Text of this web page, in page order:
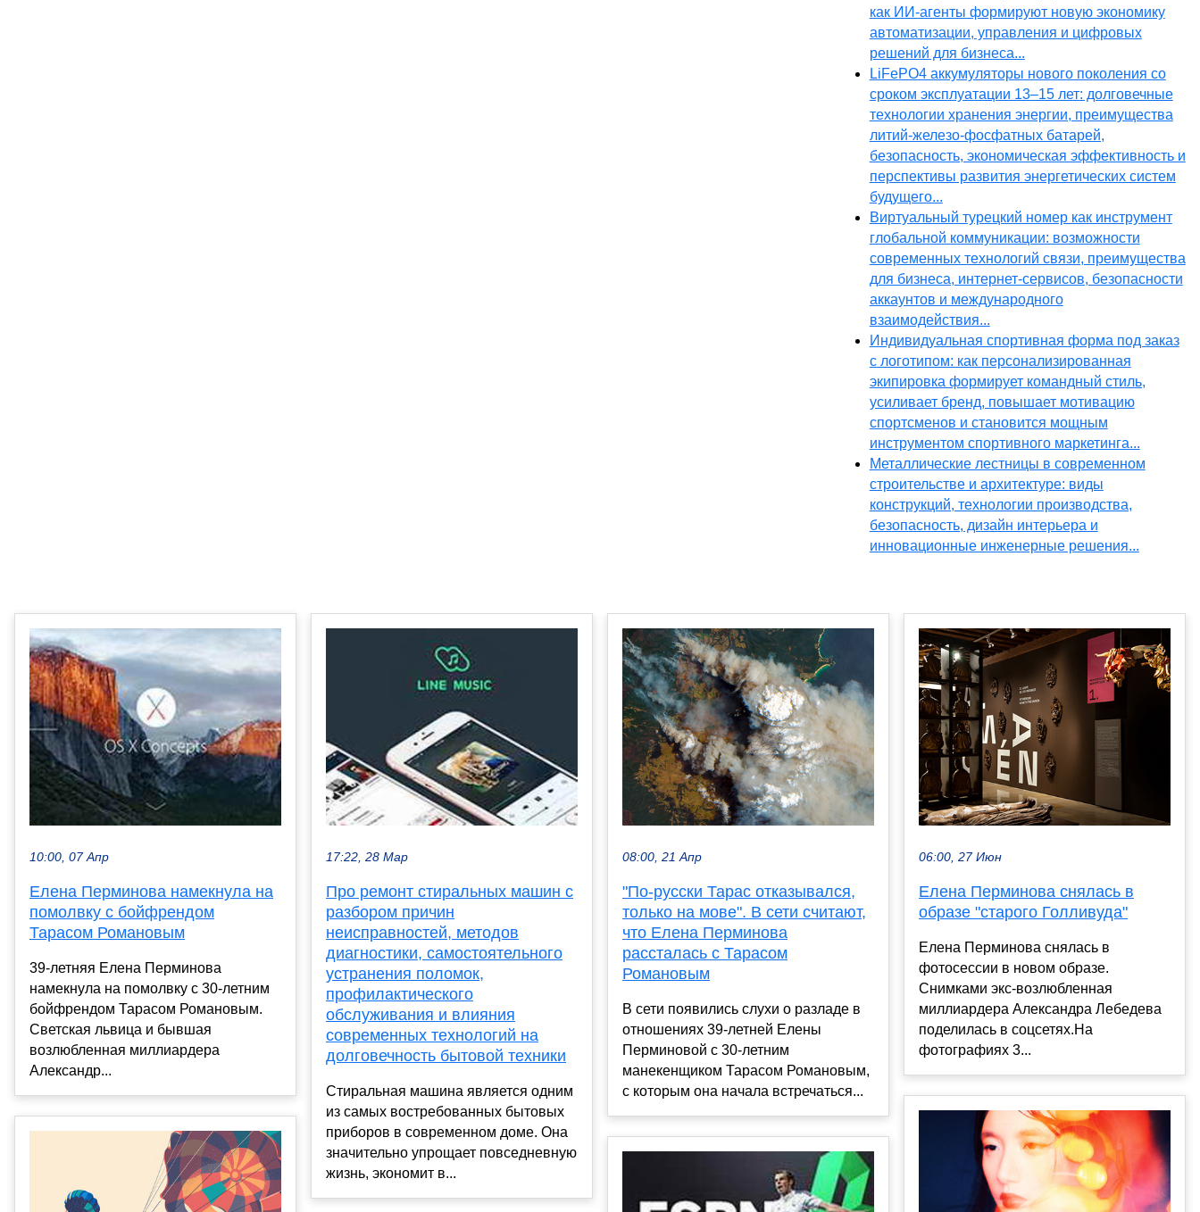
как ИИ-агенты формируют новую экономику
автоматизации, управления и цифровых
решений для бизнеса...
LiFePO4 аккумуляторы нового поколения со
сроком эксплуатации 13–15 лет: долговечные
технологии хранения энергии, преимущества
литий-железо-фосфатных батарей,
безопасность, экономическая эффективность и
перспективы развития энергетических систем
будущего...
Виртуальный турецкий номер как инструмент
глобальной коммуникации: возможности
современных технологий связи, преимущества
для бизнеса, интернет-сервисов, безопасности
аккаунтов и международного
взаимодействия...
Индивидуальная спортивная форма под заказ
с логотипом: как персонализированная
экипировка формирует командный стиль,
усиливает бренд, повышает мотивацию
спортсменов и становится мощным
инструментом спортивного маркетинга...
Металлические лестницы в современном
строительстве и архитектуре: виды
конструкций, технологии производства,
безопасность, дизайн интерьера и
инновационные инженерные решения...
10:00, 07 Апр
Елена Перминова намекнула на
помолвку с бойфрендом
Тарасом Романовым
39-летняя Елена Перминова
намекнула на помолвку с 30-летним
бойфрендом Тарасом Романовым.
Светская львица и бывшая
возлюбленная миллиардера
Александр...
17:22, 28 Мар
Про ремонт стиральных машин с
разбором причин
неисправностей, методов
диагностики, самостоятельного
устранения поломок,
профилактического
обслуживания и влияния
современных технологий на
долговечность бытовой техники
Стиральная машина является одним
из самых востребованных бытовых
приборов в современном доме. Она
значительно упрощает повседневную
жизнь, экономит в...
08:00, 21 Апр
"По-русски Тарас отказывался,
только на мове". В сети считают,
что Елена Перминова
рассталась с Тарасом
Романовым
В сети появились слухи о разладе в
отношениях 39-летней Елены
Перминовой с 30-летним
манекенщиком Тарасом Романовым,
с которым она начала встречаться...
06:00, 27 Июн
Елена Перминова снялась в
образе "старого Голливуда"
Елена Перминова снялась в
фотосессии в новом образе.
Снимками экс-возлюбленная
миллиардера Александра Лебедева
поделилась в соцсетях.На
фотографиях 3...